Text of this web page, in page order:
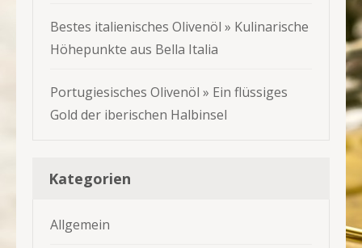
Bestes italienisches Olivenöl » Kulinarische
Höhepunkte aus Bella Italia
Portugiesisches Olivenöl » Ein flüssiges
Gold der iberischen Halbinsel
Kategorien
Allgemein